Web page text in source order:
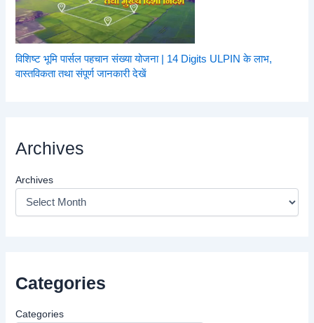
विशिष्ट भूमि पार्सल पहचान संख्या योजना | 14 Digits ULPIN के लाभ,
वास्तविकता तथा संपूर्ण जानकारी देखें
Archives
Archives
Categories
Categories